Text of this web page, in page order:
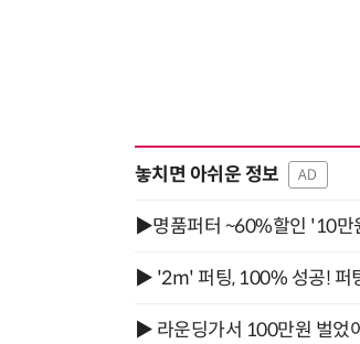
놓치면 아쉬운 정보 AD
▶명품퍼터 ~60%할인 '10만
▶ '2m' 퍼팅, 100% 성공! 퍼
▶ 라운딩가서 100만원 벌었